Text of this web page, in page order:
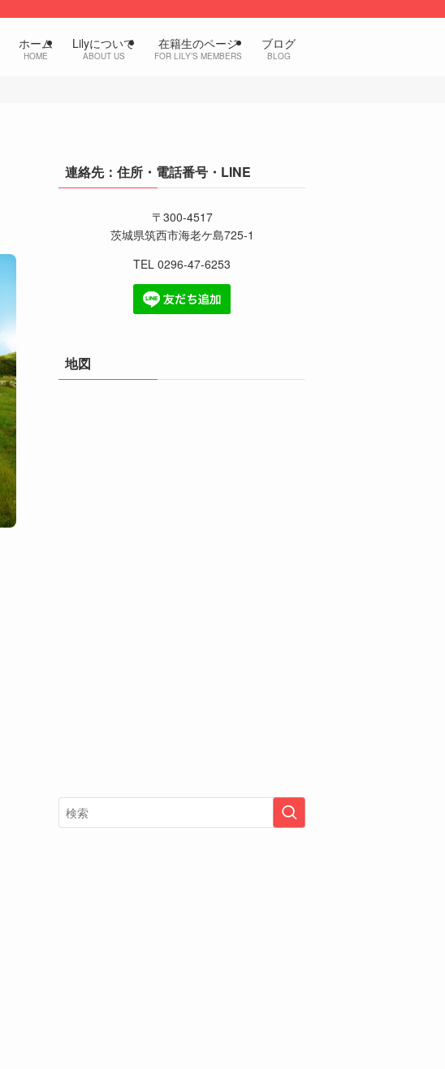
ホーム
HOME
Lilyについて
ABOUT US
在籍生のページ
FOR LILY’S MEMBERS
ブログ
BLOG
連絡先：住所・電話番号・LINE
〒300-4517
茨城県筑西市海老ケ島725-1
TEL 0296-47-6253
地図